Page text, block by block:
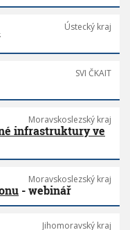
Ústecký kraj
SVI ČKAIT
Moravskoslezský kraj
infrastruktury ve
Moravskoslezský kraj
- webinář
Jihomoravský kraj